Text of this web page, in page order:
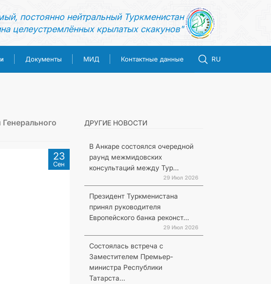
постоянно нейтральный Туркменистан
целеустремлённых крылатых скакунов"
Документы МИД Контактные данные RU
23
Сен
ДРУГИЕ НОВОСТИ
В Анкаре состоялся очередной
раунд межмидовских
консультаций между Тур...
29 Июл 2026
Президент Туркменистана
принял руководителя
Европейского банка реконст...
29 Июл 2026
Состоялась встреча с
Заместителем Премьер-
министра Республики
Татарста...